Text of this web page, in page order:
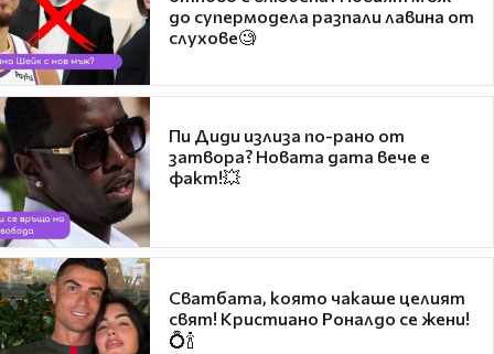
до супермодела разпали лавина от
слухове🧐
Пи Диди излиза по-рано от
затвора? Новата дата вече е
факт!💥
Сватбата, която чакаше целият
свят! Кристиано Роналдо се жени!
💍🍾